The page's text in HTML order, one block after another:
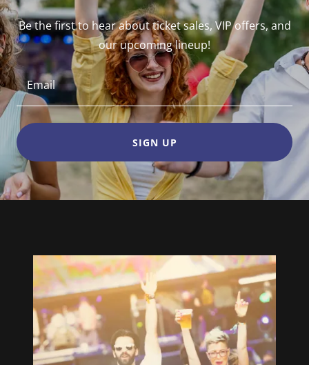
Be the first to hear about ticket sales, VIP offers, and
our upcoming lineup!
Email
SIGN UP